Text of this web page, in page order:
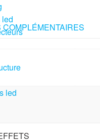
led
COMPLÉMENTAIRES